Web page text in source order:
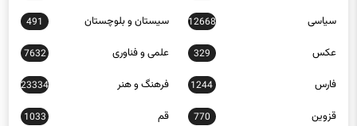
سیاسی 12668 سیستان و بلوچستان 491
عکس 329 علمی و فناوری 7632
فارس 1244 فرهنگ و هنر 23334
قزوین 770 قم 1033